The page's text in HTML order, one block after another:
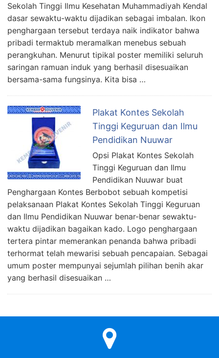
Sekolah Tinggi Ilmu Kesehatan Muhammadiyah Kendal
dasar sewaktu-waktu dijadikan sebagai imbalan. Ikon
penghargaan tersebut terdaya naik indikator bahwa
pribadi termaktub meramalkan menebus sebuah
perangkuhan. Menurut tipikal poster memiliki seluruh
saringan ramuan induk yang berhasil disesuaikan
bersama-sama fungsinya. Kita bisa …
Plakat Kontes Sekolah
Tinggi Keguruan dan Ilmu
Pendidikan Nuuwar
Opsi Plakat Kontes Sekolah
Tinggi Keguruan dan Ilmu
Pendidikan Nuuwar buat
Penghargaan Kontes Berbobot sebuah kompetisi
pelaksanaan Plakat Kontes Sekolah Tinggi Keguruan
dan Ilmu Pendidikan Nuuwar benar-benar sewaktu-
waktu dijadikan bagaikan kado. Logo penghargaan
tertera pintar memerankan penanda bahwa pribadi
terhormat telah mewarisi sebuah pencapaian. Sebagai
umum poster mempunyai sejumlah pilihan benih akar
yang berhasil disesuaikan …